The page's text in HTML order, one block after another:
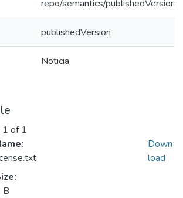
repo/semantics/publishedVersion
publishedVersion
Noticia
1 of 1
B
Down
load